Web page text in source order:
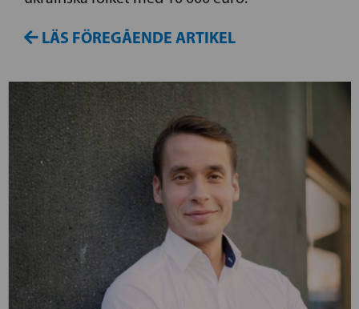
LÄS FÖREGÅENDE ARTIKEL